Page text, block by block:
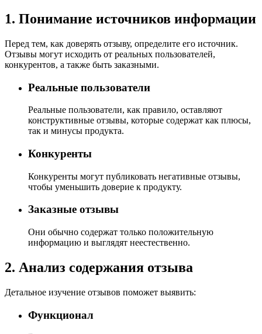
1. Понимание источников информации
Перед тем, как доверять отзыву, определите его источник.
Отзывы могут исходить от реальных пользователей,
конкурентов, а также быть заказными.
Реальные пользователи
Реальные пользователи, как правило, оставляют
конструктивные отзывы, которые содержат как плюсы,
так и минусы продукта.
Конкуренты
Конкуренты могут публиковать негативные отзывы,
чтобы уменьшить доверие к продукту.
Заказные отзывы
Они обычно содержат только положительную
информацию и выглядят неестественно.
2. Анализ содержания отзыва
Детальное изучение отзывов поможет выявить:
Функционал